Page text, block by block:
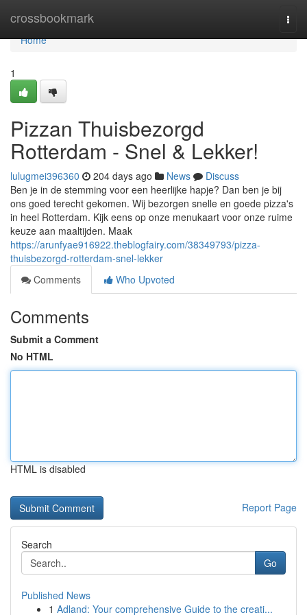
crossbookmark
Home
Home
1
Pizzan Thuisbezorgd
Rotterdam - Snel & Lekker!
lulugmei396360 204 days ago News
Discuss
Ben je in de stemming voor een heerlijke hapje? Dan ben je bij
ons goed terecht gekomen. Wij bezorgen snelle en goede pizza's
in heel Rotterdam. Kijk eens op onze menukaart voor onze ruime
keuze aan maaltijden. Maak
https://arunfyae916922.theblogfairy.com/38349793/pizza-
thuisbezorgd-rotterdam-snel-lekker
Comments
Who Upvoted
Comments
Submit a Comment
No HTML
HTML is disabled
Report Page
Search
Go
Published News
1 Adland: Your comprehensive Guide to the creati...